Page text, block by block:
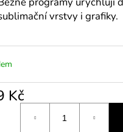
vrstvy i grafiky.
Kč